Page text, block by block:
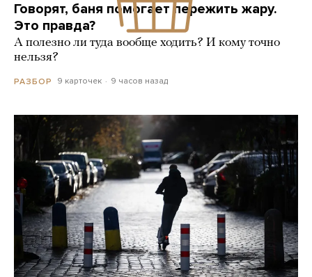
Говорят, баня помогает пережить жару.
Это правда?
А полезно ли туда вообще ходить? И кому точно
нельзя?
РАЗБОР 9 карточек 9 часов назад